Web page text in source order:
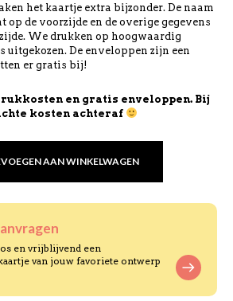
het kaartje extra bijzonder. De naam
de voorzijde en de overige gegevens
We drukken op hoogwaardig
uitgekozen. De enveloppen zijn een
er gratis bij!
en gratis enveloppen. Bij
kosten achteraf
AAN WINKELWAGEN
en vrijblijvend een
van jouw favoriete ontwerp